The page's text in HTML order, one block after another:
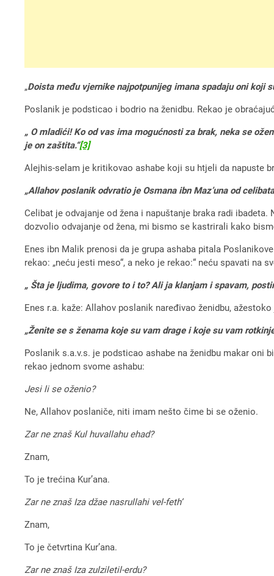
„Doista među vjernike najpotpunijeg imana spadaju oni koji
Poslanik je podsticao i bodrio na ženidbu. Rekao je
„ O mladići! Ko od vas ima mogućnosti za brak, neka se
je on zaštita.“[3]
Alejhis-selam je kritikovao ashabe koji su htjeli da napuste
„Allahov poslanik odvratio je Osmana ibn Maz’una od
Celibat je odvajanje od žena i napuštanje braka radi ibadeta.
dozvolio odvajanje od žena, mi bismo se kastrirali kako
Enes ibn Malik prenosi da je grupa ashaba pitala
rekao: „neću jesti meso“, a neko je rekao:“ neću spavati na
„ Šta je ljudima, govore to i to? Ali ja klanjam i spavam,
Enes r.a. kaže: Allahov poslanik naređivao ženidbu,
„Ženite se s ženama koje su vam drage i koje su vam
Poslanik s.a.v.s. je podsticao ashabe na ženidbu makar oni
rekao jednom svome ashabu:
Jesi li se oženio?
Ne, Allahov poslaniče, niti imam nešto čime bi se oženio.
Zar ne znaš Kul huvallahu ehad?
Znam,
To je trećina Kur’ana.
Zar ne znaš Iza džae nasrullahi vel-feth’
Znam,
To je četvrtina Kur’ana.
Zar ne znaš Iza zulziletil-erdu?